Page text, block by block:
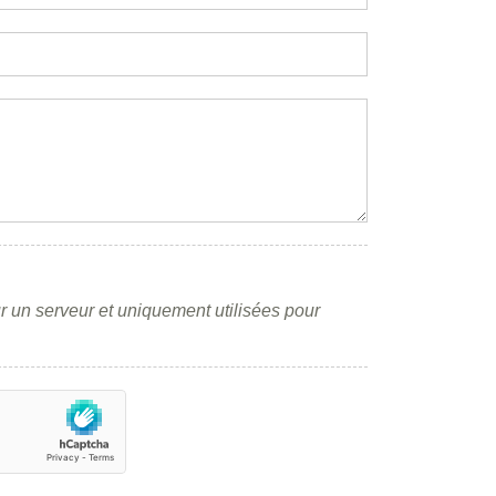
un serveur et uniquement utilisées pour